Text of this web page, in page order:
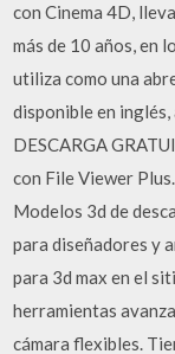
con Cinema 4D,
más de 10 años, en
utiliza como una
disponible en
DESCARGA
con File Viewer
Modelos 3d de
para diseñadores y
para 3d max en el
herramientas
cámara flexibles.